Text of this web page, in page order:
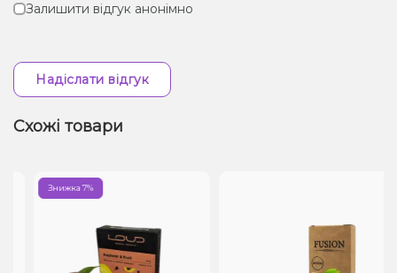
Залишити відгук анонімно
Надіслати відгук
Схожі товари
Знижка 7%